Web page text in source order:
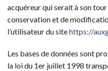
acquéreur qui serait à son
conservation et de
l’utilisateur du sitehttps://
Les bases de données sont
la loi du 1er juillet 1998